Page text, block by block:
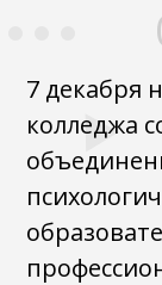
7 декабря
колледжа